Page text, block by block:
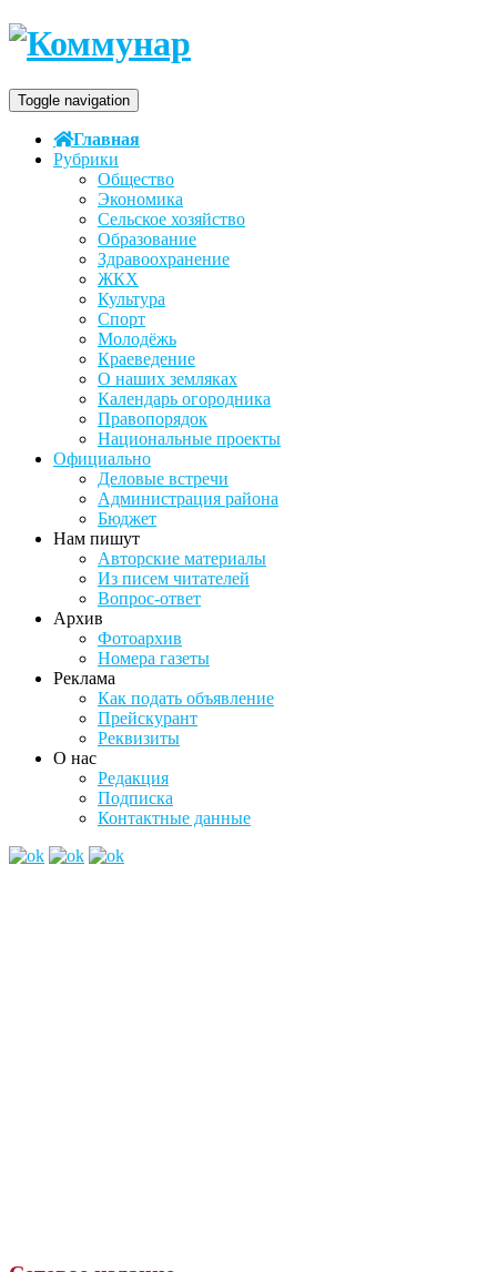
Toggle navigation
Главная
Рубрики
Общество
Экономика
Сельское хозяйство
Образование
Здравоохранение
ЖКХ
Культура
Спорт
Молодёжь
Краеведение
О наших земляках
Календарь огородника
Правопорядок
Национальные проекты
Официально
Деловые встречи
Администрация района
Бюджет
Нам пишут
Авторские материалы
Из писем читателей
Вопрос-ответ
Архив
Фотоархив
Номера газеты
Реклама
Как подать объявление
Прейскурант
Реквизиты
О нас
Редакция
Подписка
Контактные данные